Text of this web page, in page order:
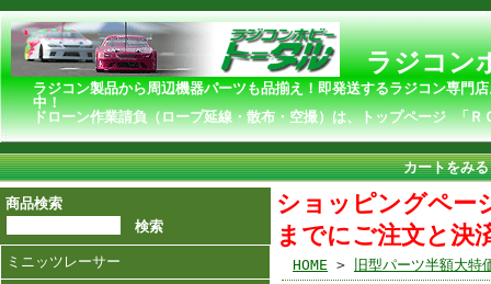
ラジコン
ラジコン製品から周辺機器パーツも品揃え！即発送するラジコン専門
ドローン作業請負（ロープ延線・散布・空撮）は、トップページ 「
カートをみる
商品検索
ミニッツレーサー
ショッピングペー
までにご注文と決
HOME > 旧型パーツ半額大特